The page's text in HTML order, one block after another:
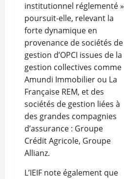
institutionnel réglementé »
poursuit-elle, relevant la
forte dynamique en
provenance de sociétés de
gestion d’OPCI issues de la
gestion collectives comme
Amundi Immobilier ou La
Française REM, et des
sociétés de gestion liées à
des grandes compagnies
d’assurance : Groupe
Crédit Agricole, Groupe
Allianz.
L’IEIF note également que